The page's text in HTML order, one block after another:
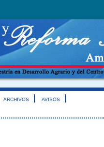
ARCHIVOS AVISOS